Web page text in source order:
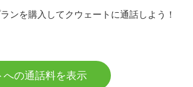
ンを購入してクウェートに通話しよう！
への通話料を表示